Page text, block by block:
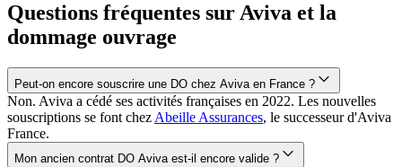
Questions fréquentes sur Aviva et la
dommage ouvrage
Peut-on encore souscrire une DO chez Aviva en France ?
Non. Aviva a cédé ses activités françaises en 2022. Les nouvelles
souscriptions se font chez Abeille Assurances, le successeur d'Aviva
France.
Mon ancien contrat DO Aviva est-il encore valide ?